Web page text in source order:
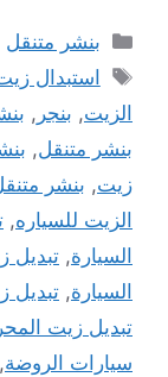
التصنيفات
بنشر متنقل
الوسوم
استبدال
الزيت, بنجر ,
بنشر متنقل,
زيت, بنشر
الزيت للسياره,
السيارة, تبديل
السيارة, تبديل
تبديل زيت
سيارات الروضة,